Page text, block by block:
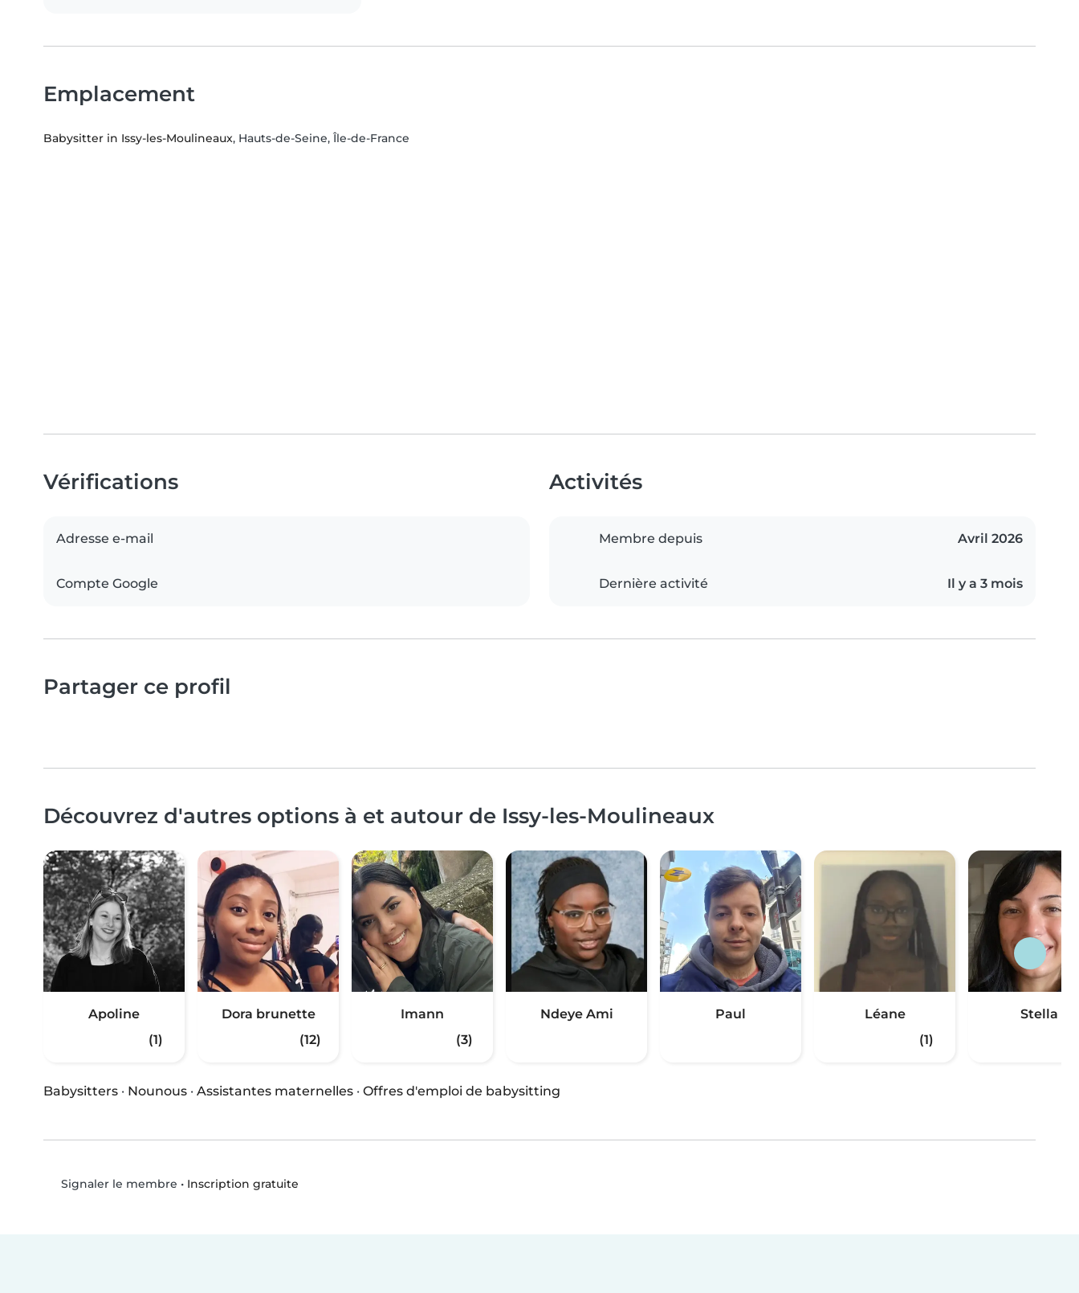
Emplacement
Babysitter in Issy-les-Moulineaux, Hauts-de-Seine, Île-de-France
Vérifications
Adresse e-mail
Compte Google
Activités
Membre depuis Avril 2026
Dernière activité Il y a 3 mois
Partager ce profil
Découvrez d'autres options à et autour de Issy-les-Moulineaux
Apoline
(1)
Dora brunette
(12)
Imann
(3)
Ndeye Ami Paul
Léane
(1)
Stella
Babysitters · Nounous · Assistantes maternelles · Offres d'emploi de babysitting
Signaler le membre • Inscription gratuite